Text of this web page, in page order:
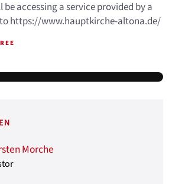
accessing a service provided by a
https://www.hauptkirche-altona.de/
Morche